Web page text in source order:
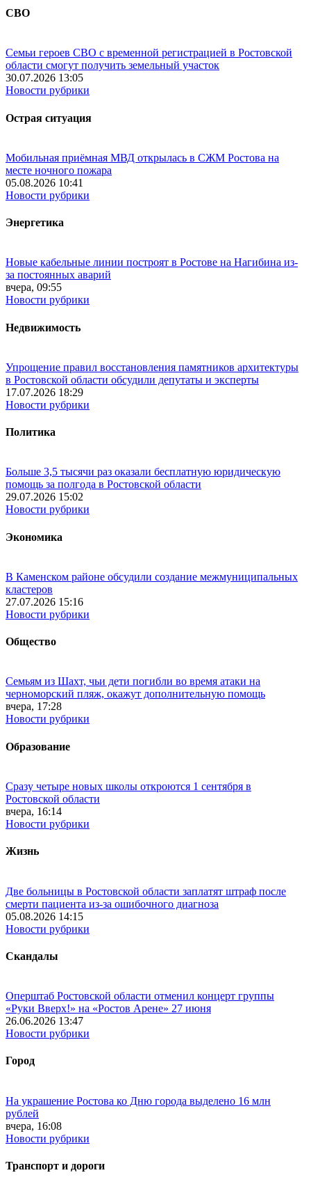
СВО
Семьи героев СВО с временной регистрацией в Ростовской
области смогут получить земельный участок
30.07.2026 13:05
Новости рубрики
Острая ситуация
Мобильная приёмная МВД открылась в СЖМ Ростова на
месте ночного пожара
05.08.2026 10:41
Новости рубрики
Энергетика
Новые кабельные линии построят в Ростове на Нагибина из-
за постоянных аварий
вчера, 09:55
Новости рубрики
Недвижимость
Упрощение правил восстановления памятников архитектуры
в Ростовской области обсудили депутаты и эксперты
17.07.2026 18:29
Новости рубрики
Политика
Больше 3,5 тысячи раз оказали бесплатную юридическую
помощь за полгода в Ростовской области
29.07.2026 15:02
Новости рубрики
Экономика
В Каменском районе обсудили создание межмуниципальных
кластеров
27.07.2026 15:16
Новости рубрики
Общество
Семьям из Шахт, чьи дети погибли во время атаки на
черноморский пляж, окажут дополнительную помощь
вчера, 17:28
Новости рубрики
Образование
Сразу четыре новых школы откроются 1 сентября в
Ростовской области
вчера, 16:14
Новости рубрики
Жизнь
Две больницы в Ростовской области заплатят штраф после
смерти пациента из-за ошибочного диагноза
05.08.2026 14:15
Новости рубрики
Скандалы
Оперштаб Ростовской области отменил концерт группы
«Руки Вверх!» на «Ростов Арене» 27 июня
26.06.2026 13:47
Новости рубрики
Город
На украшение Ростова ко Дню города выделено 16 млн
рублей
вчера, 16:08
Новости рубрики
Транспорт и дороги